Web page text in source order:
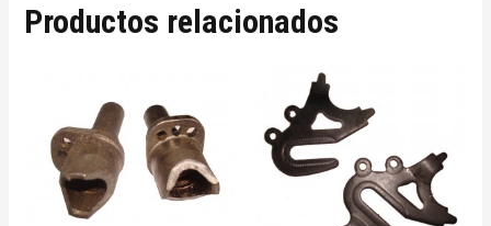
Productos relacionados